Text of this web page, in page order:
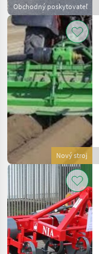
Obchodný poskytovateľ
Nový stroj